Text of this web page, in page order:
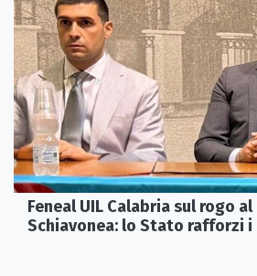
Feneal UIL Calabria sul rogo
Schiavonea: lo Stato rafforzi